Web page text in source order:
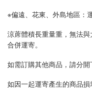
※偏遠、花東、外島地區：
涼蓆體積長重量重，無法
合併運寄。
如需訂購其他商品，請分開
如因一起運寄產生的商品損